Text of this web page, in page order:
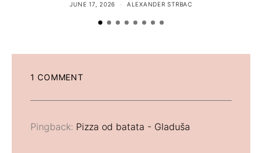
JUNE 17, 2026 ALEXANDER STRBAC
1 COMMENT
Pingback: Pizza od batata - Gladuša